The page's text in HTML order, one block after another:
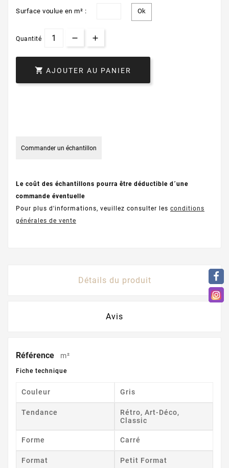
Surface voulue en m² :
Quantité
 AJOUTER AU PANIER
Commander un échantillon
Le coût des échantillons pourra être déductible d´une
commande éventuelle
Pour plus d'informations, veuillez consulter les conditions
générales de vente
Détails du produit
Avis
Référence m²
Fiche technique
Couleur Gris
Tendance
Rétro, Art-Déco,
Classic
Forme Carré
Format Petit Format